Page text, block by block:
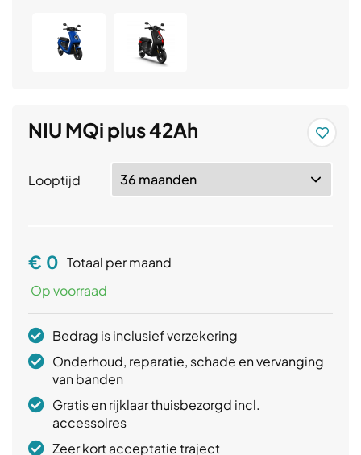
NIU MQi plus 42Ah
Looptijd
€ 0 Totaal per maand
Op voorraad
Bedrag is inclusief verzekering
Onderhoud, reparatie, schade en vervanging
van banden
Gratis en rijklaar thuisbezorgd incl.
accessoires
Zeer kort acceptatie traject